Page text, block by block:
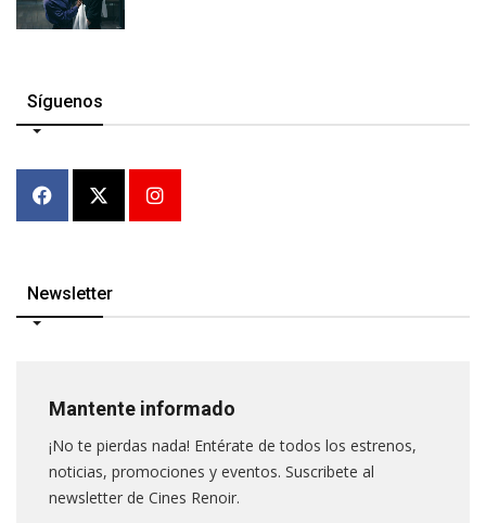
Síguenos
Newsletter
Mantente informado
¡No te pierdas nada! Entérate de todos los estrenos,
noticias, promociones y eventos. Suscribete al
newsletter de Cines Renoir.